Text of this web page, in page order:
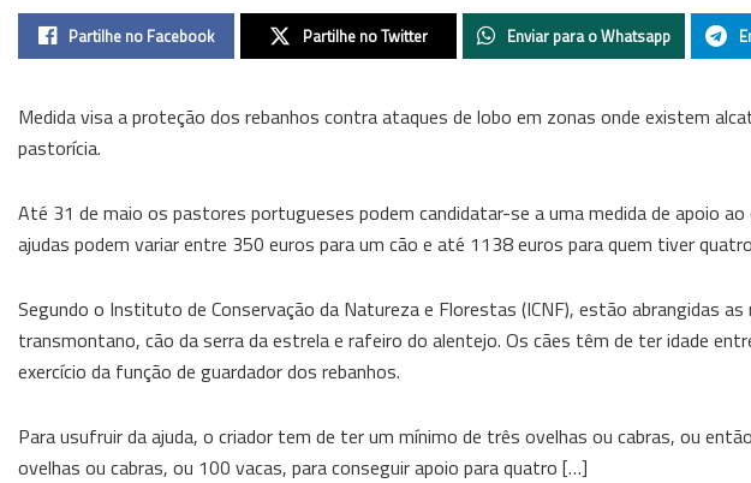
Partilhe no Facebook Partilhe no Twitter Enviar para o Whatsapp
Medida visa a proteção dos rebanhos contra ataques de lobo em zonas onde existem
pastorícia.
Até 31 de maio os pastores portugueses podem candidatar-se a uma medida de apoio
ajudas podem variar entre 350 euros para um cão e até 1138 euros para quem tiver
Segundo o Instituto de Conservação da Natureza e Florestas (ICNF), estão abrangidas
transmontano, cão da serra da estrela e rafeiro do alentejo. Os cães têm de ter idade
exercício da função de guardador dos rebanhos.
Para usufruir da ajuda, o criador tem de ter um mínimo de três ovelhas ou cabras, ou
ovelhas ou cabras, ou 100 vacas, para conseguir apoio para quatro […]